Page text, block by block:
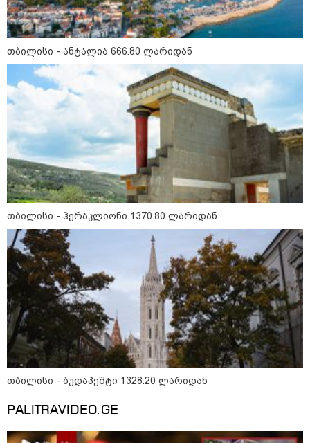
„რიკოთის მსგავსი რთული
საინჟინრო ობიექტების მოვლა-
პატრონობა განსაკუთრებულ
პასუხისმგებლობას მოითხოვს“-
რატომ გახდა საჭირო გზების
მოვლა-პატრონობისთვის
სახელმწიფო კომპანიის შექმნა
„რუსთაველზე მდებარე
სასტუმროები 40-50%-იან
გაუქმებებს იღებენ, საკმაოდ დიდი
ზარალისკენ წავალთ - მეგონა,
ვიღაც მოიფიქრებდა და ბიზნესს
შეხვდებოდა“
„ფასები 2-3 წელში გაორმაგდება“
- ლოკაციები თბილისის
შემოგარენში, სადაც შესაძლოა,
მიწები გაძვირდეს
სამართალი
თბილისი - ანტალია 666.80 ლარიდან
თბილისი - ჰერაკლიონი 1370.80 ლარიდან
თბილისი - ბუდაპეშტი 1328.20 ლარიდან
PALITRAVIDEO.GE